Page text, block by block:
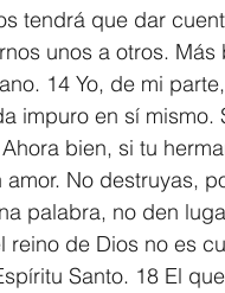
tendrá que dar
unos a otros.
14 Yo, de mi
impuro en sí
bien, si tu
No destruyas,
palabra, no den
de Dios no es
Santo. 18 El